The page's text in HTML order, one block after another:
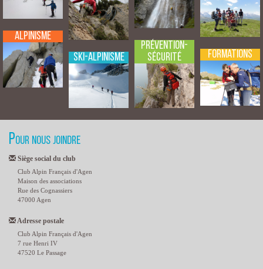
Alpinisme
Ski-Alpinisme
Prévention-
Sécurité
Formations
Pour nous joindre
Siège social du club
Club Alpin Français d'Agen
Maison des associations
Rue des Cognassiers
47000 Agen
Adresse postale
Club Alpin Français d'Agen
7 rue Henri IV
47520 Le Passage